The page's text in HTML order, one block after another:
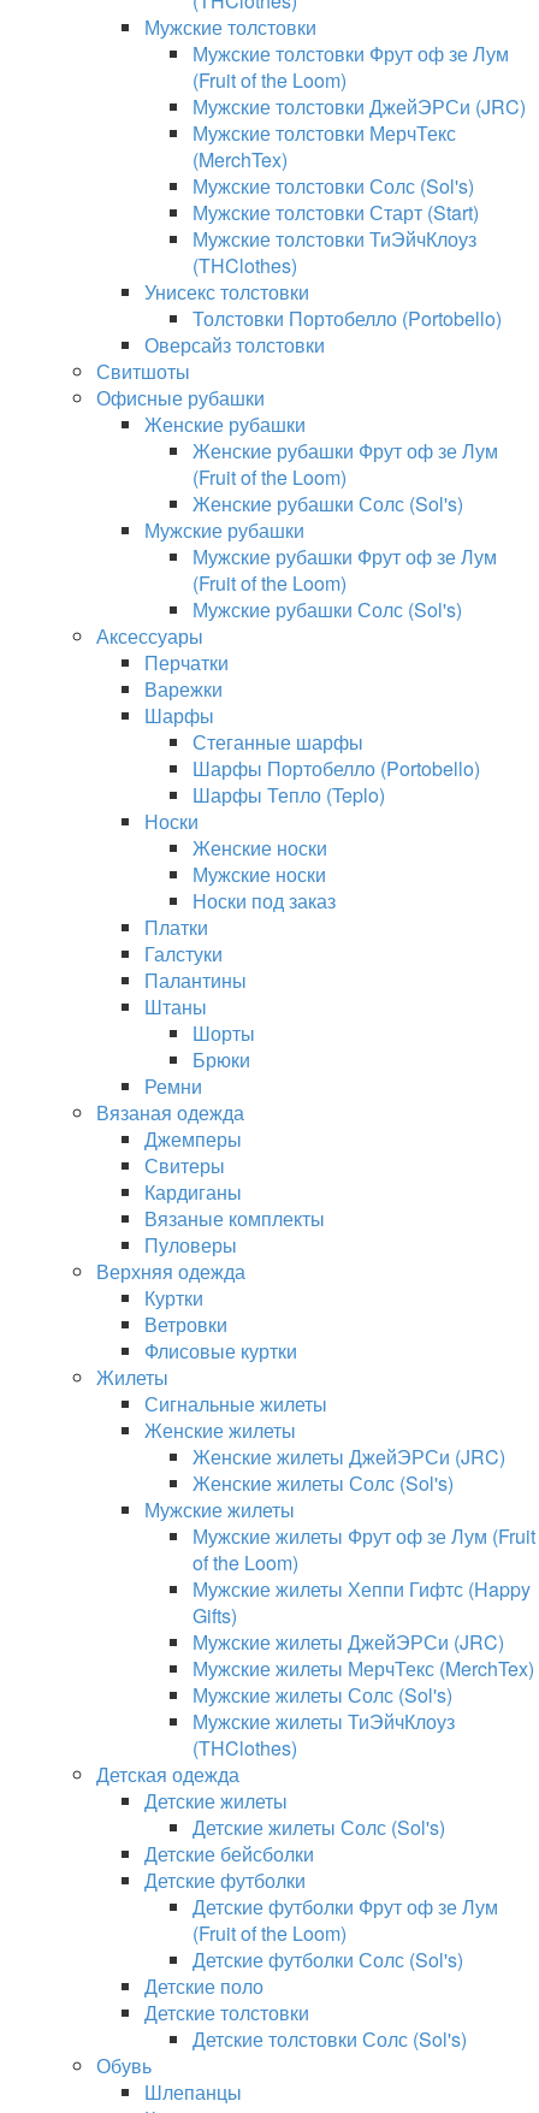
Мужские толстовки
Мужские толстовки Фрут оф зе Лум
(Fruit of the Loom)
Мужские толстовки ДжейЭРСи (JRC)
Мужские толстовки МерчТекс
(MerchTex)
Мужские толстовки Солс (Sol's)
Мужские толстовки Старт (Start)
Мужские толстовки ТиЭйчКлоуз
(THClothes)
Унисекс толстовки
Толстовки Портобелло (Portobello)
Оверсайз толстовки
Свитшоты
Офисные рубашки
Женские рубашки
Женские рубашки Фрут оф зе Лум
(Fruit of the Loom)
Женские рубашки Солс (Sol's)
Мужские рубашки
Мужские рубашки Фрут оф зе Лум
(Fruit of the Loom)
Мужские рубашки Солс (Sol's)
Аксессуары
Перчатки
Варежки
Шарфы
Стеганные шарфы
Шарфы Портобелло (Portobello)
Шарфы Тепло (Teplo)
Носки
Женские носки
Мужские носки
Носки под заказ
Платки
Галстуки
Палантины
Штаны
Шорты
Брюки
Ремни
Вязаная одежда
Джемперы
Свитеры
Кардиганы
Вязаные комплекты
Пуловеры
Верхняя одежда
Куртки
Ветровки
Флисовые куртки
Жилеты
Сигнальные жилеты
Женские жилеты
Женские жилеты ДжейЭРСи (JRC)
Женские жилеты Солс (Sol's)
Мужские жилеты
Мужские жилеты Фрут оф зе Лум (Fruit
of the Loom)
Мужские жилеты Хеппи Гифтс (Happy
Gifts)
Мужские жилеты ДжейЭРСи (JRC)
Мужские жилеты МерчТекс (MerchTex)
Мужские жилеты Солс (Sol's)
Мужские жилеты ТиЭйчКлоуз
(THClothes)
Детская одежда
Детские жилеты
Детские жилеты Солс (Sol's)
Детские бейсболки
Детские футболки
Детские футболки Фрут оф зе Лум
(Fruit of the Loom)
Детские футболки Солс (Sol's)
Детские поло
Детские толстовки
Детские толстовки Солс (Sol's)
Обувь
Шлепанцы